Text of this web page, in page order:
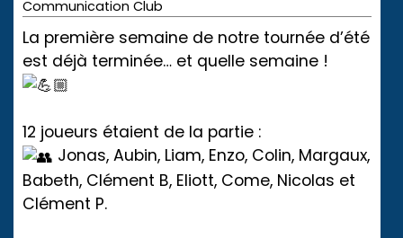
Communication Club
La première semaine de notre tournée d’été
est déjà terminée… et quelle semaine !
12 joueurs étaient de la partie :
Jonas, Aubin, Liam, Enzo, Colin, Margaux,
Babeth, Clément B, Eliott, Come, Nicolas et
Clément P.